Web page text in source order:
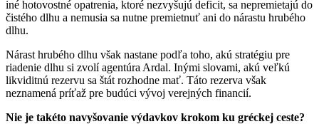
iné hotovostné opatrenia, ktoré nezvyšujú deficit, sa nepremietajú do
čistého dlhu a nemusia sa nutne premietnuť ani do nárastu hrubého
dlhu.
Nárast hrubého dlhu však nastane podľa toho, akú stratégiu pre
riadenie dlhu si zvolí agentúra Ardal. Inými slovami, akú veľkú
likviditnú rezervu sa štát rozhodne mať. Táto rezerva však
neznamená príťaž pre budúci vývoj verejných financií.
Nie je takéto navyšovanie výdavkov krokom ku gréckej ceste?